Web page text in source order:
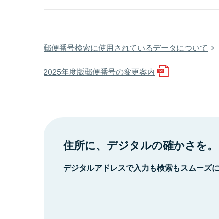
郵便番号検索に使用されているデータについて
2025年度版郵便番号の変更案内
住所に、デジタルの確かさを。
デジタルアドレスで入力も検索もスムーズ